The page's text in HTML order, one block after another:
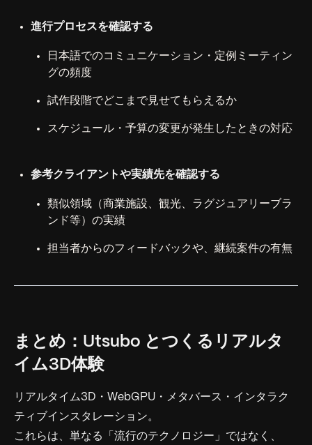
進行プロセスを確認する
日本語でのコミュニケーション・定例ミーティン
グの頻度
試作段階でどこまで見せてもらえるか
スケジュール・予算の変更が発生したときの対応
参考クライアントや実績先を確認する
類似領域（商業施設、観光、ラグジュアリーブラ
ンド等）の実績
担当者からのフィードバックや、継続案件の有無
まとめ：Utsubo とつくるリアルタ
イム3D体験
リアルタイム3D・WebGPU・メタバース・インタラク
ティブインスタレーション。
これらは、単なる「流行のテクノロジー」ではなく、